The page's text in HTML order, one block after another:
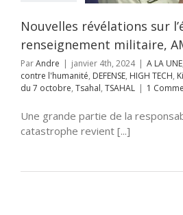
du 7 octobre
TSAHAL
Nouvelles révélations sur
renseignement militaire,
ParAndre | janvier 4th, 2024 | A LA UNE
contre l'humanité, DEFENSE, HIGH TECH,
du 7 octobre, Tsahal, TSAHAL | 1
Une grande partie de la
catastrophe revient [...]